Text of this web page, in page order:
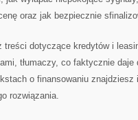
oraz jak bezpiecznie
treści dotyczące kredytów i
tłumaczy, co faktycznie
o finansowaniu znajdziesz
rozwiązania.